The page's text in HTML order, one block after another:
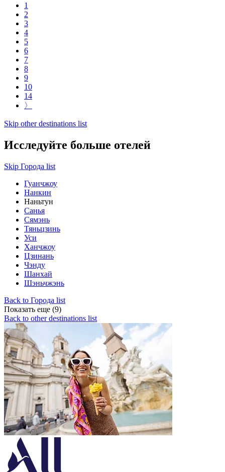
1
2
3
4
5
6
7
8
9
10
14
〉
Skip other destinations list
Исследуйте больше отелей
Skip Города list
Гуанчжоу
Нанкин
Наньтун
Санья
Сямэнь
Тяньцзинь
Уси
Ханчжоу
Цзинань
Чэнду
Шанхай
Шэньчжэнь
Back to Города list
Показать еще (9)
Back to other destinations list